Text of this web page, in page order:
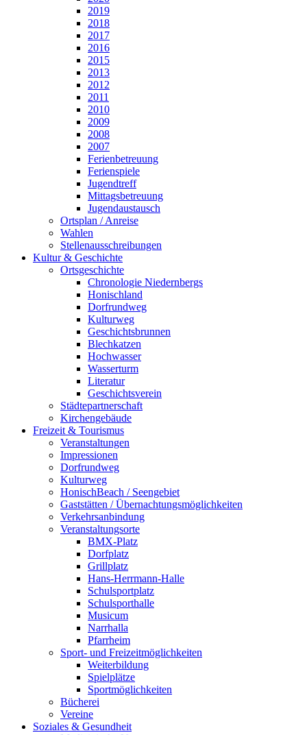
2019
2018
2017
2016
2015
2013
2012
2011
2010
2009
2008
2007
Ferienbetreuung
Ferienspiele
Jugendtreff
Mittagsbetreuung
Jugendaustausch
Ortsplan / Anreise
Wahlen
Stellenausschreibungen
Kultur & Geschichte
Ortsgeschichte
Chronologie Niedernbergs
Honischland
Dorfrundweg
Kulturweg
Geschichtsbrunnen
Blechkatzen
Hochwasser
Wasserturm
Literatur
Geschichtsverein
Städtepartnerschaft
Kirchengebäude
Freizeit & Tourismus
Veranstaltungen
Impressionen
Dorfrundweg
Kulturweg
HonischBeach / Seengebiet
Gaststätten / Übernachtungsmöglichkeiten
Verkehrsanbindung
Veranstaltungsorte
BMX-Platz
Dorfplatz
Grillplatz
Hans-Herrmann-Halle
Schulsportplatz
Schulsporthalle
Musicum
Narrhalla
Pfarrheim
Sport- und Freizeitmöglichkeiten
Weiterbildung
Spielplätze
Sportmöglichkeiten
Bücherei
Vereine
Soziales & Gesundheit